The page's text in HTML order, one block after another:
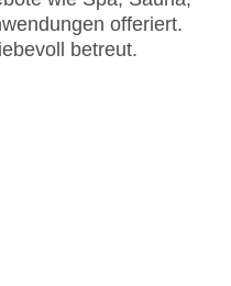
offeriert.
betreut.